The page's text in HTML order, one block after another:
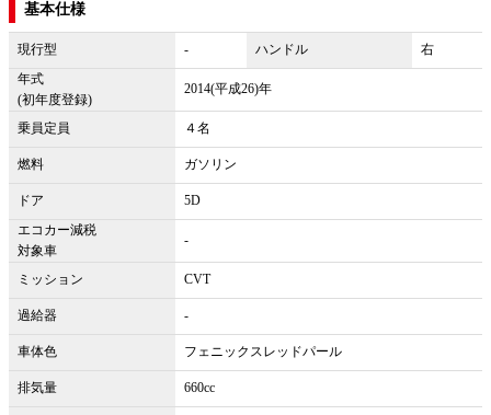
基本仕様
現行型 - ハンドル
右
年式
(初年度登録)
2014(平成26)年
乗員定員 ４名
燃料 ガソリン
ドア
5D
エコカー減税
対象車
-
ミッション CVT
過給器 -
車体色 フェニックスレッドパール
排気量 660cc